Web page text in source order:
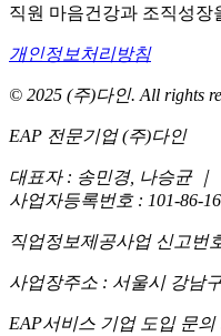
직원 마음건강과 조직성장
개인정보처리방침
© 2025 (주)다인. All rights
EAP 전문기업 (주)다인
대표자 : 송민경, 나승균 ｜
사업자등록번호 : 101-86-
직업정보제공사업 신고번
사업장주소 : 서울시 강남
EAP서비스 기업 도입 문의